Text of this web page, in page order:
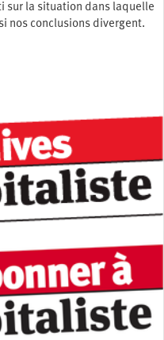
sur la situation dans laquelle
nos conclusions divergent.